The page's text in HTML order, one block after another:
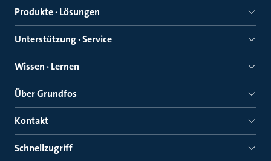
Produkte · Lösungen
Unterstützung · Service
Wissen · Lernen
Über Grundfos
Kontakt
Schnellzugriff